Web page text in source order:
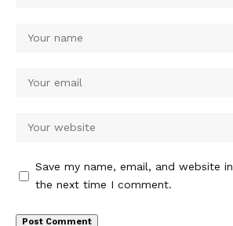
Save my name, email, and website
the next time I comment.